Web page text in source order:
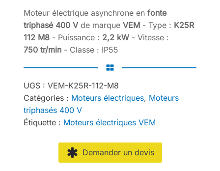
Moteur électrique asynchrone en fonte
triphasé 400 V de marque VEM - Type : K25R
112 M8 - Puissance : 2,2 kW - Vitesse :
750 tr/min - Classe : IP55
UGS : VEM-K25R-112-M8
Catégories : Moteurs électriques, Moteurs
triphasés 400 V
Étiquette : Moteurs électriques VEM
Demander un devis